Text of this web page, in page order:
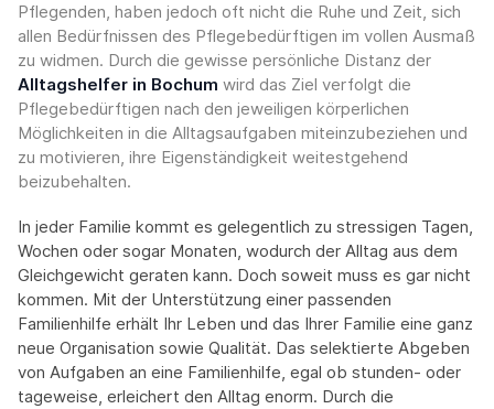
Pflegenden, haben jedoch oft nicht die Ruhe und Zeit, sich
allen Bedürfnissen des Pflegebedürftigen im vollen Ausmaß
zu widmen. Durch die gewisse persönliche Distanz der
Alltagshelfer in Bochum wird das Ziel verfolgt die
Pflegebedürftigen nach den jeweiligen körperlichen
Möglichkeiten in die Alltagsaufgaben miteinzubeziehen und
zu motivieren, ihre Eigenständigkeit weitestgehend
beizubehalten.
In jeder Familie kommt es gelegentlich zu stressigen Tagen,
Wochen oder sogar Monaten, wodurch der Alltag aus dem
Gleichgewicht geraten kann. Doch soweit muss es gar nicht
kommen. Mit der Unterstützung einer passenden
Familienhilfe erhält Ihr Leben und das Ihrer Familie eine ganz
neue Organisation sowie Qualität. Das selektierte Abgeben
von Aufgaben an eine Familienhilfe, egal ob stunden- oder
tageweise, erleichert den Alltag enorm. Durch die